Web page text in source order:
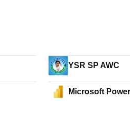
YSR SP AWC
Microsoft Power